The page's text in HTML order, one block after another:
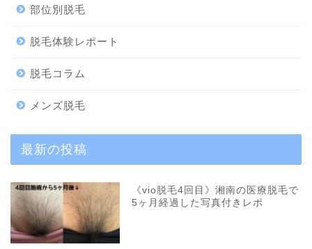
部位別脱毛
脱毛体験レポート
脱毛コラム
メンズ脱毛
最新の投稿
《vio脱毛4回目》湘南の医療脱毛で
5ヶ月経過した写真付きレポ